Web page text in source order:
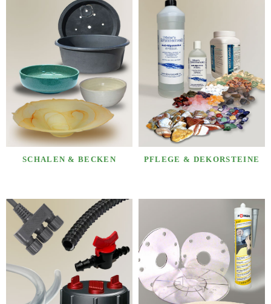
SCHALEN & BECKEN PFLEGE & DEKORSTEINE